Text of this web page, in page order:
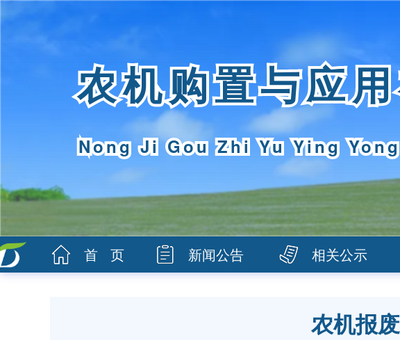
农机购置与应
Nong Ji Gou Zhi Yu Ying
首 页 新闻公告 相关公示
农机报